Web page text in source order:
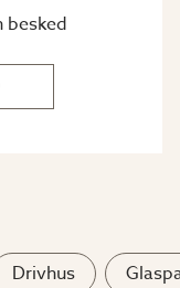
besked
Drivhus